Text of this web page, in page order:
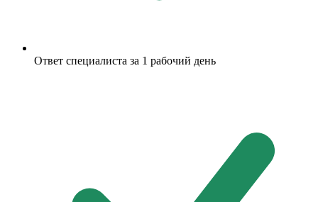
Ответ специалиста за 1 рабочий день